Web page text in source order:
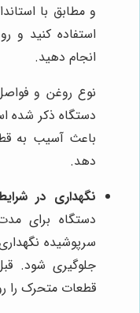
و مطابق با
استفاده کنید و
انجام دهید.
نوع روغن و
دستگاه ذکر شده
باعث آسیب به
دهد.
نگهداری در
دستگاه برای
سرپوشیده
جلوگیری شود.
قطعات متحرک را